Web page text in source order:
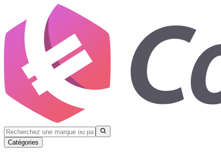
Catégories